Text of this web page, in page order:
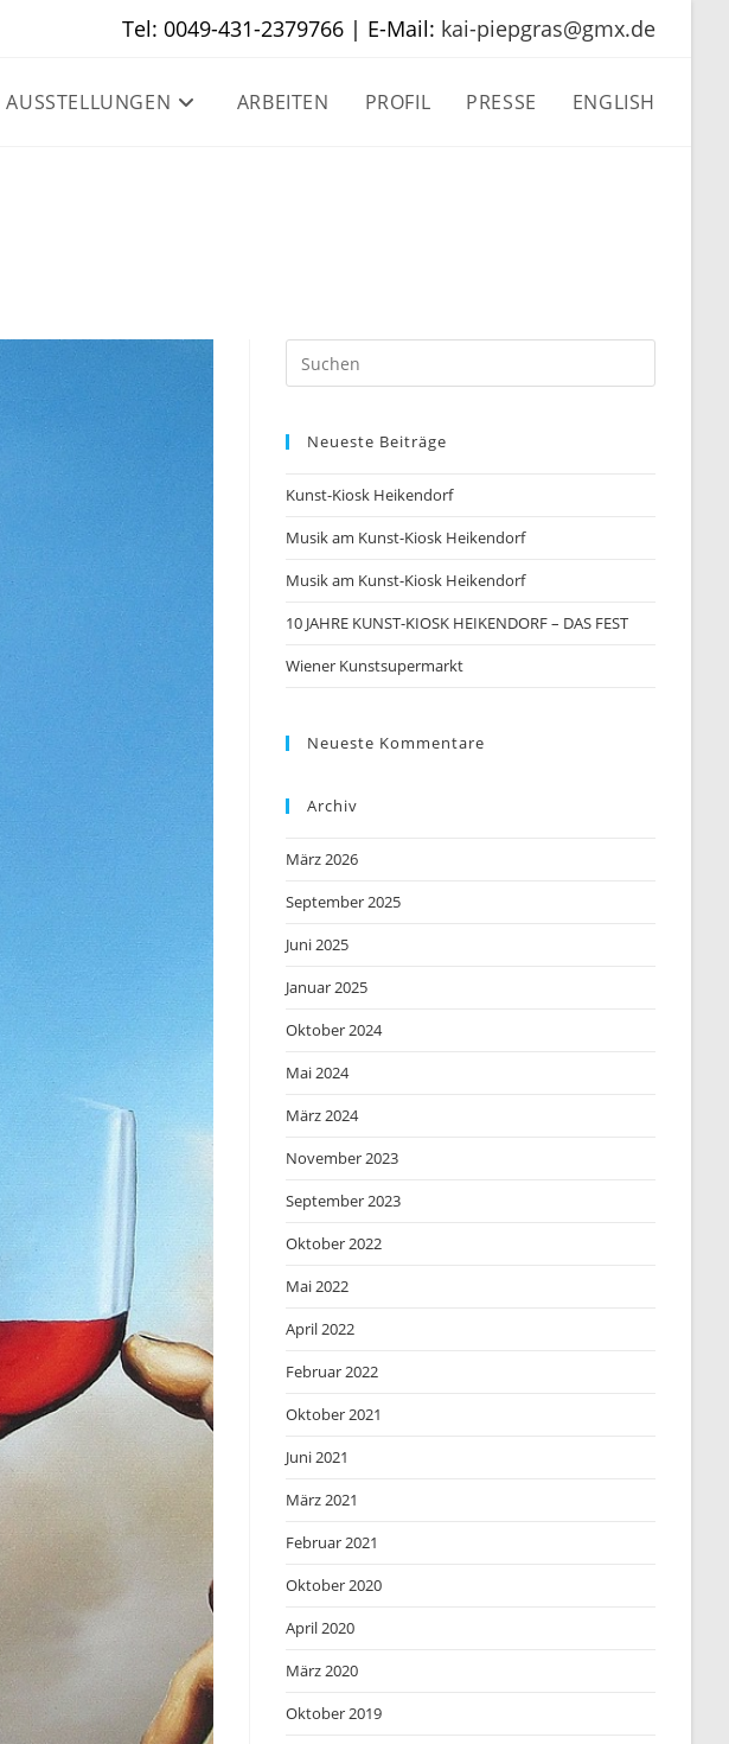
Tel: 0049-431-2379766 | E-Mail: kai-piepgras@gmx.de
AUSSTELLUNGEN ARBEITEN PROFIL PRESSE ENGLISH
Neueste Beiträge
Kunst-Kiosk Heikendorf
Musik am Kunst-Kiosk Heikendorf
Musik am Kunst-Kiosk Heikendorf
10 JAHRE KUNST-KIOSK HEIKENDORF – DAS FEST
Wiener Kunstsupermarkt
Neueste Kommentare
Archiv
März 2026
September 2025
Juni 2025
Januar 2025
Oktober 2024
Mai 2024
März 2024
November 2023
September 2023
Oktober 2022
Mai 2022
April 2022
Februar 2022
Oktober 2021
Juni 2021
März 2021
Februar 2021
Oktober 2020
April 2020
März 2020
Oktober 2019